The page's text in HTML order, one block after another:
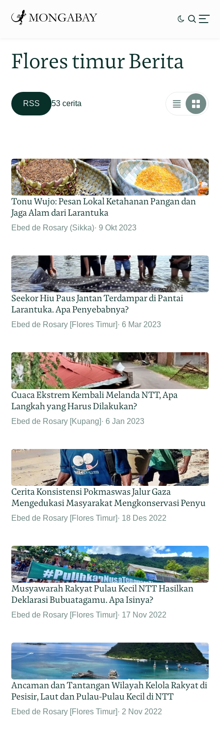
Flores timur Berita
RSS 53 cerita
Tonu Wujo: Pesan Lokal Ketahanan Pangan dan
Jaga Alam dari Larantuka
Ebed de Rosary (Sikka) 9 Okt 2023
Seekor Hiu Paus Jantan Terdampar di Pantai
Larantuka. Apa Penyebabnya?
Ebed de Rosary [Flores Timur] 6 Mar 2023
Cuaca Ekstrem Kembali Melanda NTT, Apa
Langkah yang Harus Dilakukan?
Ebed de Rosary [Kupang] 6 Jan 2023
Cerita Konsistensi Pokmaswas Jalur Gaza
Mengedukasi Masyarakat Mengkonservasi Penyu
Ebed de Rosary [Flores Timur] 18 Des 2022
Musyawarah Rakyat Pulau Kecil NTT Hasilkan
Deklarasi Bubuatagamu. Apa Isinya?
Ebed de Rosary [Flores Timur] 17 Nov 2022
Ancaman dan Tantangan Wilayah Kelola Rakyat di
Pesisir, Laut dan Pulau-Pulau Kecil di NTT
Ebed de Rosary [Flores Timur] 2 Nov 2022